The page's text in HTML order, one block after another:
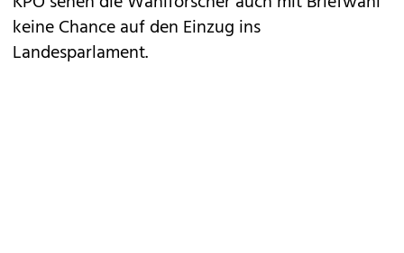
keine Chance auf den Einzug ins
Landesparlament.